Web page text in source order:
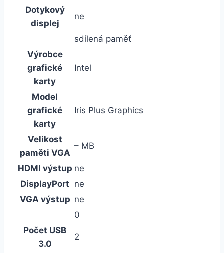
Dotykový
displej
ne
sdílená paměť
Výrobce
grafické
karty
Intel
Model
grafické
karty
Iris Plus Graphics
Velikost
paměti VGA
– MB
HDMI výstup ne
DisplayPort ne
VGA výstup ne
0
Počet USB
3.0
2